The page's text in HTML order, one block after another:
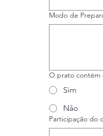
Modo de
O prato contém
Sim
Não
Participação do